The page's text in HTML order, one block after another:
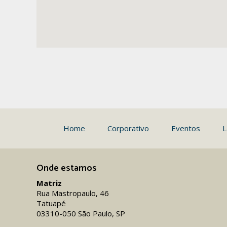
Home Corporativo Eventos
Onde estamos
Matriz
Rua Mastropaulo, 46
Tatuapé
03310-050 São Paulo, SP